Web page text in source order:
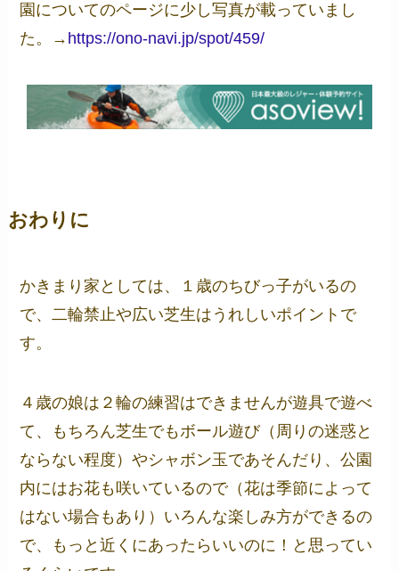
園についてのページに少し写真が載っていまし
た。→ https://ono-navi.jp/spot/459/
おわりに
かきまり家としては、１歳のちびっ子がいるの
で、二輪禁止や広い芝生はうれしいポイントで
す。
４歳の娘は２輪の練習はできませんが遊具で遊べ
て、もちろん芝生でもボール遊び（周りの迷惑と
ならない程度）やシャボン玉であそんだり、公園
内にはお花も咲いているので（花は季節によって
はない場合もあり）いろんな楽しみ方ができるの
で、もっと近くにあったらいいのに！と思ってい